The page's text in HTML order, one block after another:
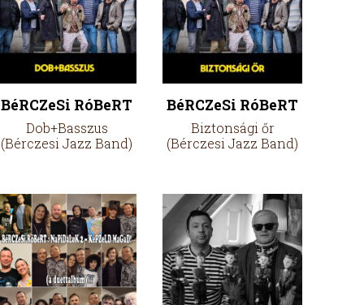
BéRCZeSi RóBeRT
Dob+Basszus
(Bérczesi Jazz Band)
BéRCZeSi RóBeRT
Biztonsági őr
(Bérczesi Jazz Band)